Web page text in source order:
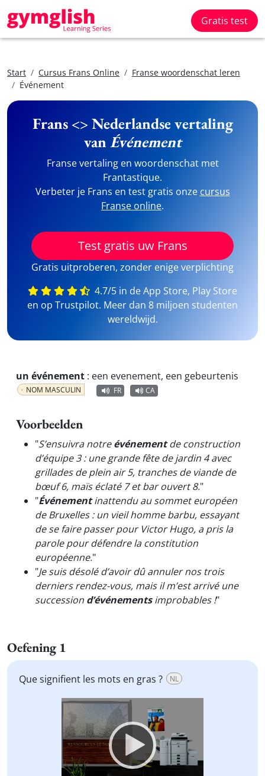
Gratis test
Start Cursus Frans Online
Franse woordenschat leren
Événement
Frans <> Nederlandse vertaling
vanÉvénement
Franse vertaling en woordenschat met
Frantastique.
Verbeter je Frans en test gratis onze cursus
Franse online.
Test gratis uw Frans
Gratis uitproberen, zonder enige verplichting
4.7/5 in de App Store, Play Store
en op Trustpilot. Meer dan 8 miljoen studenten
wereldwijd.
un événement : een evenement, een gebeurtenis
NOM MASCULIN FR CA
Voorbeelden
"S’ensuivra notreévénementde construction
d’équipe 3 : une grande fête de jardin 4 avec
grillades de plein air 5, tranches de viande de
bœuf 6, maïs éclaté 7 et bar ouvert 8."
"Événementinattendu au sommet européen
de Bruxelles : un vieil homme barbu, essayant
de se faire passer pour Victor Hugo, a pris la
parole pour défendre la constitution
européenne."
"Je suis désolé d’avoir dû annuler nos trois
derniers rendez-vous, mais il m’est arrivé une
succession d’événementsimprobables !"
Oefening 1
Que signifient les mots en gras ? NL
Video
Player